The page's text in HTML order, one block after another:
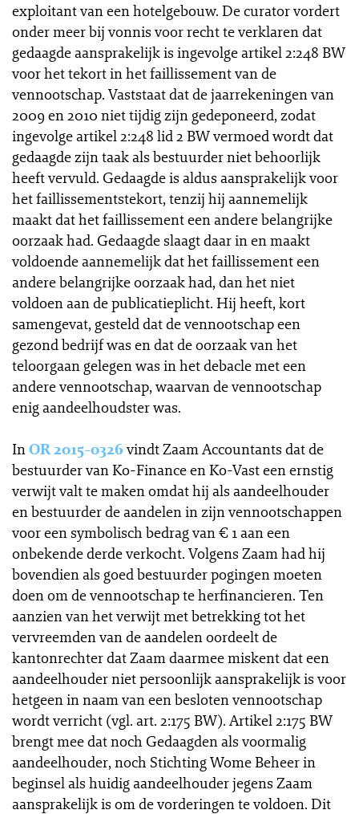
exploitant van een hotelgebouw. De curator vordert
onder meer bij vonnis voor recht te verklaren dat
gedaagde aansprakelijk is ingevolge artikel 2:248 BW
voor het tekort in het faillissement van de
vennootschap. Vaststaat dat de jaarrekeningen van
2009 en 2010 niet tijdig zijn gedeponeerd, zodat
ingevolge artikel 2:248 lid 2 BW vermoed wordt dat
gedaagde zijn taak als bestuurder niet behoorlijk
heeft vervuld. Gedaagde is aldus aansprakelijk voor
het faillissementstekort, tenzij hij aannemelijk
maakt dat het faillissement een andere belangrijke
oorzaak had. Gedaagde slaagt daar in en maakt
voldoende aannemelijk dat het faillissement een
andere belangrijke oorzaak had, dan het niet
voldoen aan de publicatieplicht. Hij heeft, kort
samengevat, gesteld dat de vennootschap een
gezond bedrijf was en dat de oorzaak van het
teloorgaan gelegen was in het debacle met een
andere vennootschap, waarvan de vennootschap
enig aandeelhoudster was.
InOR 2015-0326 vindt Zaam Accountants dat de
bestuurder van Ko-Finance en Ko-Vast een ernstig
verwijt valt te maken omdat hij als aandeelhouder
en bestuurder de aandelen in zijn vennootschappen
voor een symbolisch bedrag van € 1 aan een
onbekende derde verkocht. Volgens Zaam had hij
bovendien als goed bestuurder pogingen moeten
doen om de vennootschap te herfinancieren. Ten
aanzien van het verwijt met betrekking tot het
vervreemden van de aandelen oordeelt de
kantonrechter dat Zaam daarmee miskent dat een
aandeelhouder niet persoonlijk aansprakelijk is voor
hetgeen in naam van een besloten vennootschap
wordt verricht (vgl. art. 2:175 BW). Artikel 2:175 BW
brengt mee dat noch Gedaagden als voormalig
aandeelhouder, noch Stichting Wome Beheer in
beginsel als huidig aandeelhouder jegens Zaam
aansprakelijk is om de vorderingen te voldoen. Dit